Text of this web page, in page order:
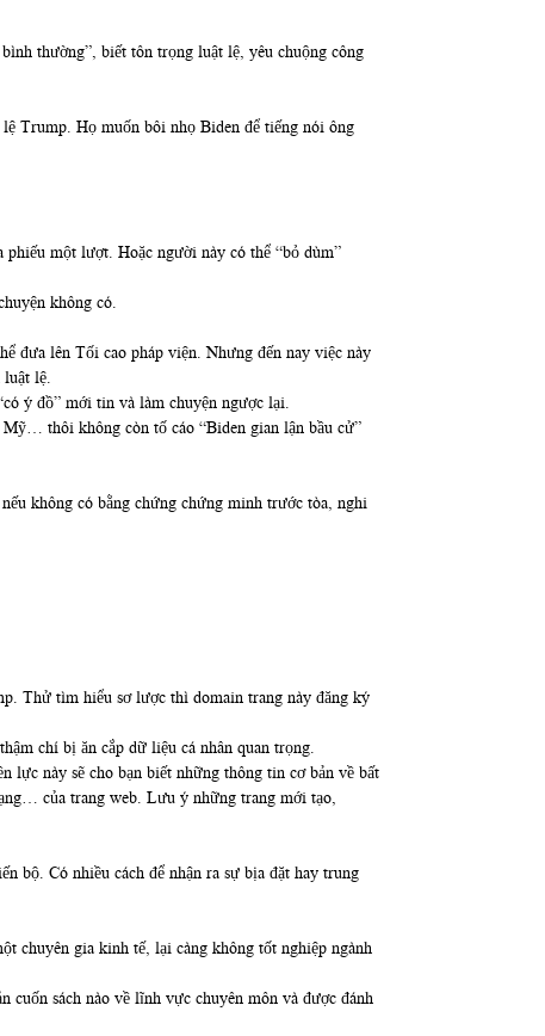
thường”, biết tôn trọng luật lệ, yêu chuộng công
Trump. Họ muốn bôi nhọ Biden để tiếng nói ông
một lượt. Hoặc người này có thể “bỏ dùm”
không có.
đưa lên Tối cao pháp viện. Nhưng đến nay việc này
luật lệ.
ý đồ” mới tin và làm chuyện ngược lại.
Mỹ… thôi không còn tố cáo “Biden gian lận bầu cử”
không có bằng chứng chứng minh trước tòa, nghi
Thử tìm hiểu sơ lược thì domain trang này đăng ký
chí bị ăn cắp dữ liệu cá nhân quan trọng.
lực này sẽ cho bạn biết những thông tin cơ bản về bất
của trang web. Lưu ý những trang mới tạo,
bộ. Có nhiều cách để nhận ra sự bịa đặt hay trung
chuyên gia kinh tế, lại càng không tốt nghiệp ngành
sách nào về lĩnh vực chuyên môn và được đánh